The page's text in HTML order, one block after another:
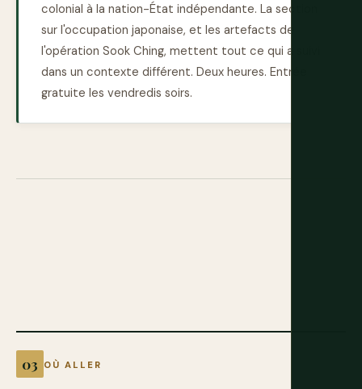
colonial à la nation-État indépendante. La section
sur l'occupation japonaise, et les artefacts de
l'opération Sook Ching, mettent tout ce qui a suivi
dans un contexte différent. Deux heures. Entrée
gratuite les vendredis soirs.
OÙ ALLER